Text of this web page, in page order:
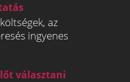
az
ingyenes
választani